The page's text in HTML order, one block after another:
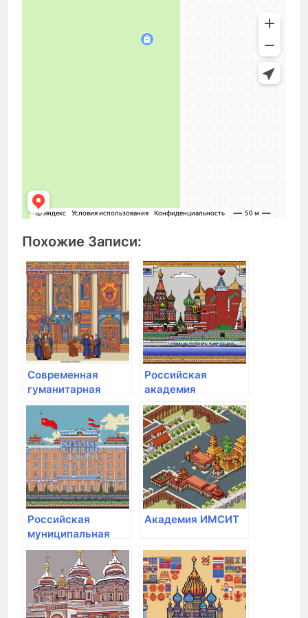
Похожие Записи:
Современная
гуманитарная
Академия
Российская
академия
народного
хозяйства и
государственной
службы при
Президенте РФ
Российская
муниципальная
академия
Академия ИМСИТ